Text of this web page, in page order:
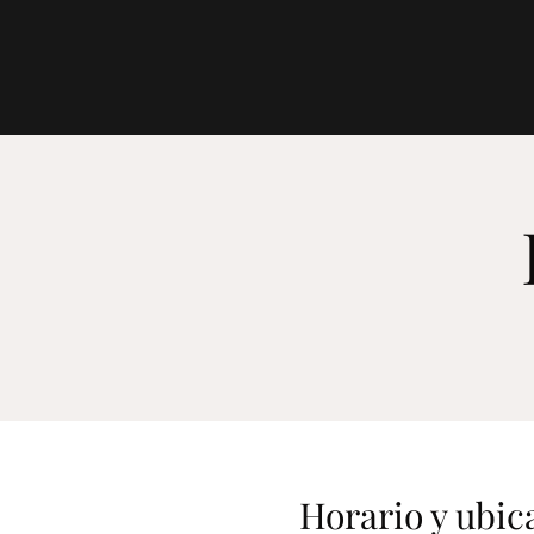
Horario y